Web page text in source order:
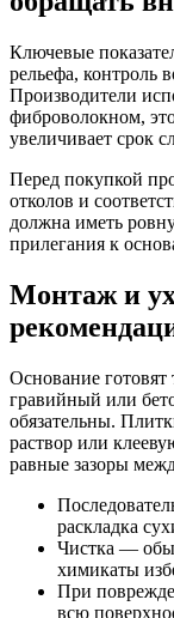
Ключевые
рельефа, контроль
Производители
фиброволокном,
увеличивает срок
Перед покупкой
отколов и
должна иметь
прилегания к
Монтаж и
Основание
гравийный или
обязательны.
раствор или
равные зазоры
раскладка
Чистка —
химикаты
При
всю